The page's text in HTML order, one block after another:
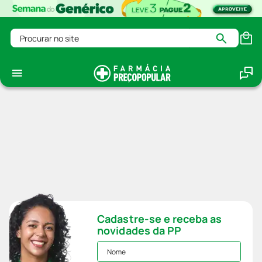
Procurar no site
Cadastre-se e receba as
novidades da PP